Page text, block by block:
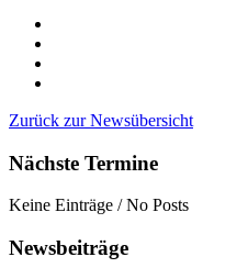
Zurück zur Newsübersicht
Nächste Termine
Keine Einträge / No Posts
Newsbeiträge